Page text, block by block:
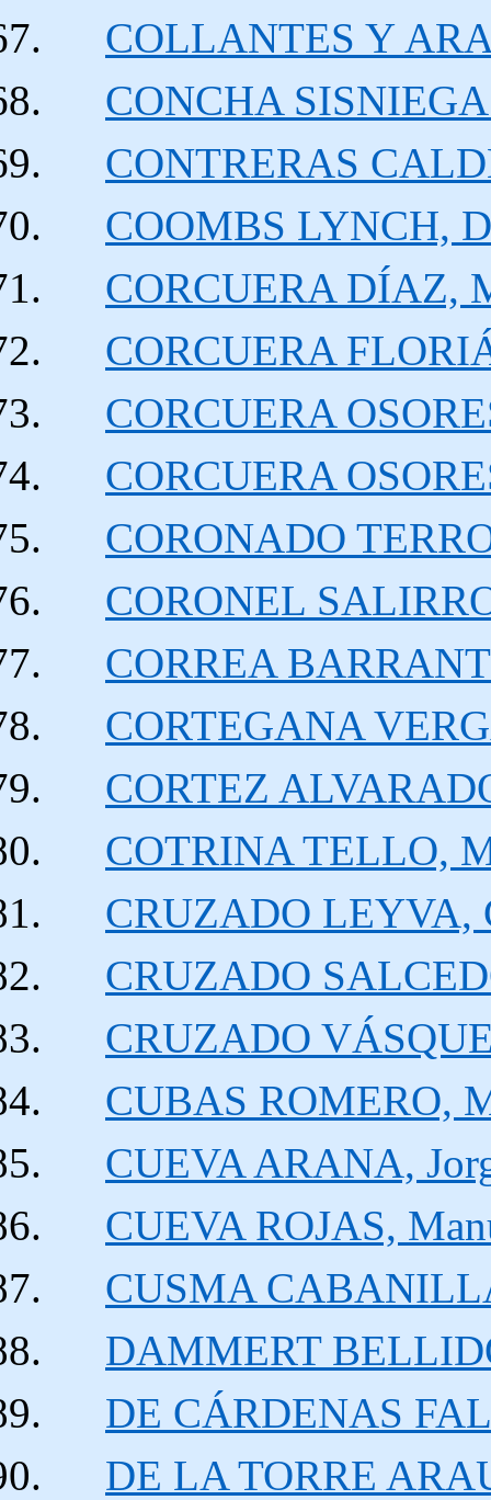
COLLANTES Y
CONCHA
CONTRERAS
COOMBS LYNCH,
CORCUERA DÍAZ,
CORCUERA
CORCUERA
CORCUERA
CORONADO
CORONEL
CORREA
CORTEGANA
CORTEZ
COTRINA TELLO,
CRUZADO LEYVA,
CRUZADO
CRUZADO
CUBAS ROMERO,
CUEVA ARANA,
CUEVA ROJAS,
CUSMA
DAMMERT
DE CÁRDENAS
DE LA TORRE